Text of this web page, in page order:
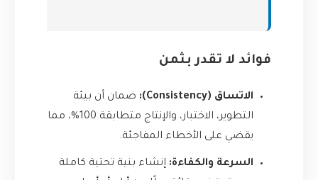
فوائد لا تقدر بثمن
الاتساق (Consistency):
ضمان أن بيئة
التطوير، الاختبار، والإنتاج متطابقة 100%، مما
يقضي على الأخطاء المفاجئة.
السرعة والكفاءة: إنشاء بنية تحتية كاملة